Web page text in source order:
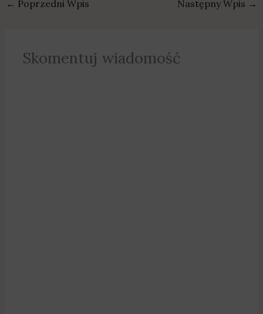
← Poprzedni Wpis Następny Wpis →
Skomentuj wiadomość